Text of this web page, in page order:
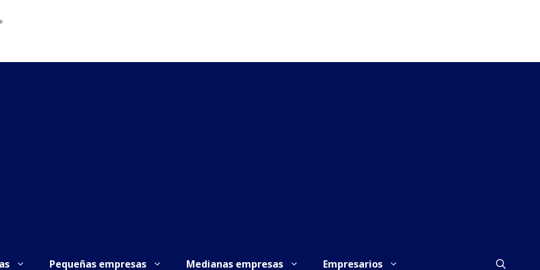
Pequeñas empresas Medianas empresas Empresarios